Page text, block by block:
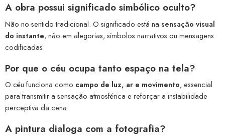
A obra possui significado simbólico oculto?
Não no sentido tradicional. O significado está na sensação visual
do instante, não em alegorias, símbolos narrativos ou mensagens
codificadas.
Por que o céu ocupa tanto espaço na tela?
O céu funciona como campo de luz, ar e movimento, essencial
para transmitir a sensação atmosférica e reforçar a instabilidade
perceptiva da cena.
A pintura dialoga com a fotografia?